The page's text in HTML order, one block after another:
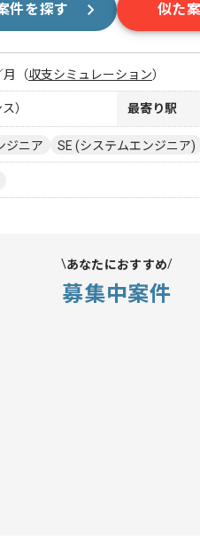
件を探す 似た
月 （収支シミュレーション）
） 最寄り駅
ジニア SE (システムエンジニア)
あなたにおすすめ
募集中案件